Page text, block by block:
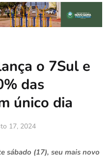
o 7Sul e
das
único dia
17, 2024
sábado (17), seu mais novo